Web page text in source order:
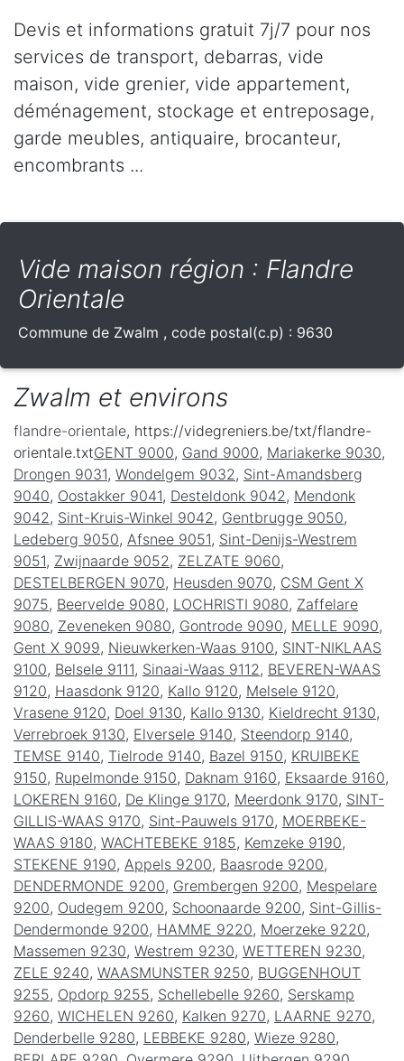
Devis et informations gratuit 7j/7 pour nos
services de transport, debarras, vide
maison, vide grenier, vide appartement,
déménagement, stockage et entreposage,
garde meubles, antiquaire, brocanteur,
encombrants ...
Vide maison région : Flandre
Orientale
Commune de Zwalm , code postal(c.p) : 9630
Zwalm et environs
flandre-orientale, https://videgreniers.be/txt/flandre-
orientale.txtGENT 9000, Gand 9000, Mariakerke 9030,
Drongen 9031, Wondelgem 9032 , Sint-Amandsberg
9040, Oostakker 9041, Desteldonk 9042 , Mendonk
9042 , Sint-Kruis-Winkel 9042 , Gentbrugge 9050,
Ledeberg 9050, Afsnee 9051, Sint-Denijs-Westrem
9051, Zwijnaarde 9052 , ZELZATE 9060,
DESTELBERGEN 9070, Heusden 9070, CSM Gent X
9075, Beervelde 9080, LOCHRISTI 9080, Zaffelare
9080, Zeveneken 9080, Gontrode 9090, MELLE 9090,
Gent X 9099, Nieuwkerken-Waas 9100, SINT-NIKLAAS
9100, Belsele 9111, Sinaai-Waas 9112 , BEVEREN-WAAS
9120, Haasdonk 9120, Kallo 9120, Melsele 9120,
Vrasene 9120, Doel 9130, Kallo 9130, Kieldrecht 9130,
Verrebroek 9130, Elversele 9140, Steendorp 9140,
TEMSE 9140, Tielrode 9140, Bazel 9150, KRUIBEKE
9150, Rupelmonde 9150, Daknam 9160, Eksaarde 9160,
LOKEREN 9160, De Klinge 9170, Meerdonk 9170, SINT-
GILLIS-WAAS 9170, Sint-Pauwels 9170, MOERBEKE-
WAAS 9180, WACHTEBEKE 9185, Kemzeke 9190,
STEKENE 9190, Appels 9200, Baasrode 9200,
DENDERMONDE 9200, Grembergen 9200, Mespelare
9200, Oudegem 9200, Schoonaarde 9200, Sint-Gillis-
Dendermonde 9200, HAMME 9220, Moerzeke 9220,
Massemen 9230, Westrem 9230, WETTEREN 9230,
ZELE 9240, WAASMUNSTER 9250, BUGGENHOUT
9255, Opdorp 9255, Schellebelle 9260, Serskamp
9260, WICHELEN 9260, Kalken 9270, LAARNE 9270,
Denderbelle 9280, LEBBEKE 9280, Wieze 9280,